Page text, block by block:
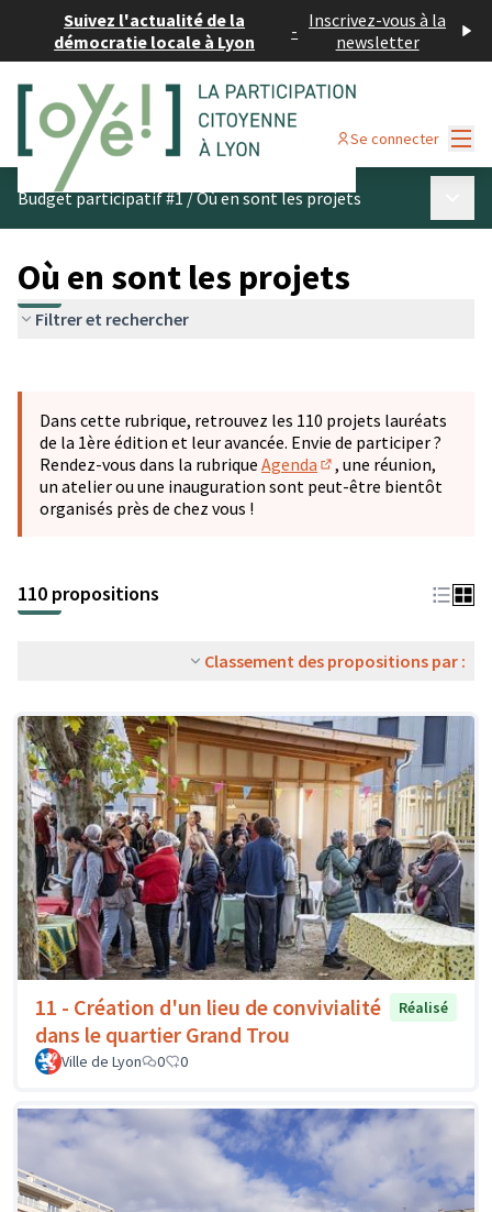
Suivez l'actualité de la
démocratie locale à Lyon
- Inscrivez-vous à la
newsletter
Se connecter
Budget participatif #1/Où en sont les projets
Où en sont les projets
Filtrer et rechercher
−
Dans cette rubrique, retrouvez les 110 projets lauréats
de la 1ère édition et leur avancée. Envie de participer ?
Rendez-vous dans la rubrique Agenda
(S'ouvre dans un
, une réunion,
un atelier ou une inauguration sont peut-être bientôt
organisés près de chez vous !
110 propositions
Classement des propositions par :
11 - Création d'un lieu de convivialité
dans le quartier Grand Trou
Réalisé
Ville de Lyon 0 0